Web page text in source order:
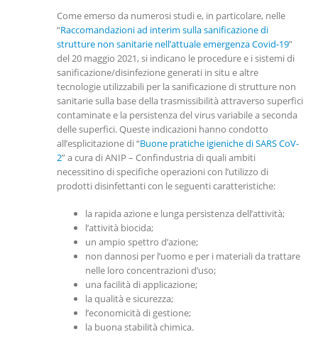
Come emerso da numerosi studi e, in particolare, nelle
“Raccomandazioni ad interim sulla sanificazione di
strutture non sanitarie nell’attuale emergenza Covid-19”
del 20 maggio 2021, si indicano le procedure e i sistemi di
sanificazione/disinfezione generati in situ e altre
tecnologie utilizzabili per la sanificazione di strutture non
sanitarie sulla base della trasmissibilità attraverso superfici
contaminate e la persistenza del virus variabile a seconda
delle superfici. Queste indicazioni hanno condotto
all’esplicitazione di “Buone pratiche igieniche di SARS CoV-
2” a cura di ANIP – Confindustria di quali ambiti
necessitino di specifiche operazioni con l’utilizzo di
prodotti disinfettanti con le seguenti caratteristiche:
la rapida azione e lunga persistenza dell’attività;
l’attività biocida;
un ampio spettro d’azione;
non dannosi per l’uomo e per i materiali da trattare
nelle loro concentrazioni d’uso;
una facilità di applicazione;
la qualità e sicurezza;
l’economicità di gestione;
la buona stabilità chimica.